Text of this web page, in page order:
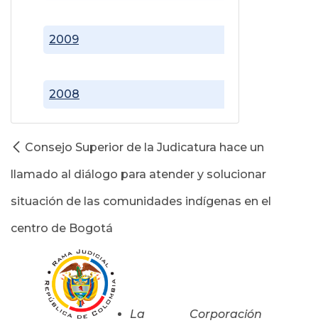
2008
2009
Consejo Superior de la Judicatura hace un
llamado al diálogo para atender y solucionar
situación de las comunidades indígenas en el
centro de Bogotá
La Corporación